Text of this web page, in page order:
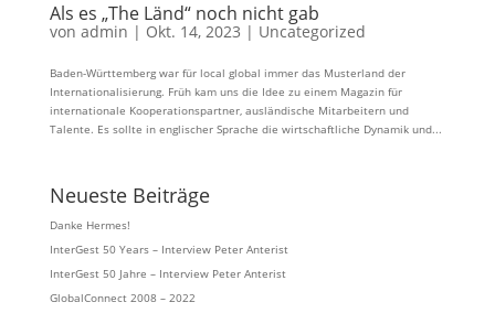
Als es „The Länd“ noch nicht gab
von admin | Okt. 14, 2023 | Uncategorized
Baden-Württemberg war für local global immer das Musterland der
Internationalisierung. Früh kam uns die Idee zu einem Magazin für
internationale Kooperationspartner, ausländische Mitarbeitern und
Talente. Es sollte in englischer Sprache die wirtschaftliche Dynamik und...
Neueste Beiträge
Danke Hermes!
InterGest 50 Years – Interview Peter Anterist
InterGest 50 Jahre – Interview Peter Anterist
GlobalConnect 2008 – 2022